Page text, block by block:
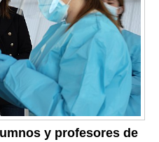
y profesores de